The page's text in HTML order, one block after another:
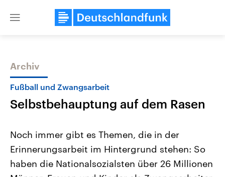
Close
Themen
Landtagswahl Sachsen-Anhalt
USA
Archiv
Fußball und Zwangsarbeit
Selbstbehauptung auf dem Rasen
Noch immer gibt es Themen, die in der
Erinnerungsarbeit im Hintergrund stehen: So
haben die Nationalsozialsten über 26 Millionen